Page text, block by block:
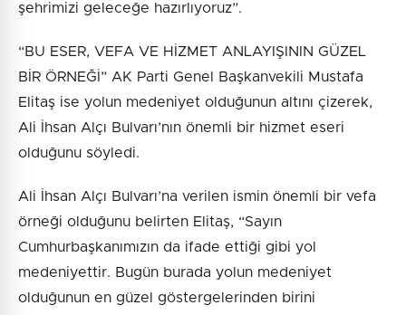
şehrimizi geleceğe hazırlıyoruz”.
“BU ESER, VEFA VE HİZMET ANLAYIŞININ GÜZEL
BİR ÖRNEĞİ” AK Parti Genel Başkanvekili Mustafa
Elitaş ise yolun medeniyet olduğunun altını çizerek,
Ali İhsan Alçı Bulvarı’nın önemli bir hizmet eseri
olduğunu söyledi.
Ali İhsan Alçı Bulvarı’na verilen ismin önemli bir vefa
örneği olduğunu belirten Elitaş, “Sayın
Cumhurbaşkanımızın da ifade ettiği gibi yol
medeniyettir. Bugün burada yolun medeniyet
olduğunun en güzel göstergelerinden birini